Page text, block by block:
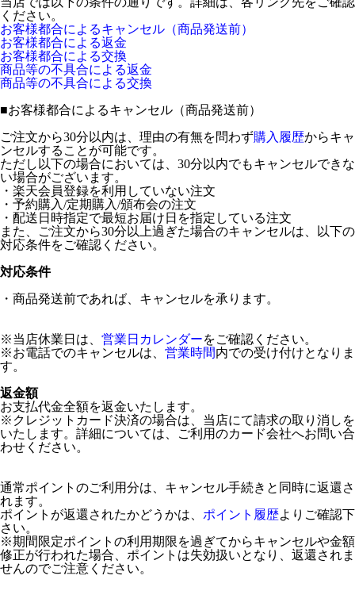
ください。
お客様都合によるキャンセル（商品発送前）
お客様都合による返金
お客様都合による交換
商品等の不具合による返金
商品等の不具合による交換
■お客様都合によるキャンセル（商品発送前）
ご注文から30分以内は、理由の有無を問わず購入履歴からキャ
ンセルすることが可能です。
ただし以下の場合においては、30分以内でもキャンセルできな
い場合がございます。
・楽天会員登録を利用していない注文
・予約購入/定期購入/頒布会の注文
・配送日時指定で最短お届け日を指定している注文
また、ご注文から30分以上過ぎた場合のキャンセルは、以下の
対応条件をご確認ください。
対応条件
・商品発送前であれば、キャンセルを承ります。
※当店休業日は、 営業日カレンダーをご確認ください。
※お電話でのキャンセルは、 営業時間内での受け付けとなりま
す。
返金額
お支払代金全額を返金いたします。
※クレジットカード決済の場合は、当店にて請求の取り消しを
いたします。詳細については、ご利用のカード会社へお問い合
わせください。
通常ポイントのご利用分は、キャンセル手続きと同時に返還さ
れます。
ポイントが返還されたかどうかは、 ポイント履歴よりご確認下
さい。
※期間限定ポイントの利用期限を過ぎてからキャンセルや金額
修正が行われた場合、ポイントは失効扱いとなり、返還されま
せんのでご注意ください。